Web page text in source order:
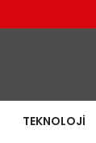
TEKNOLOJI